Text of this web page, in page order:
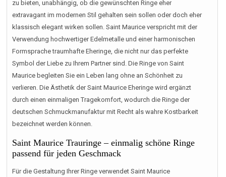
zu bieten, unabhängig, ob die gewünschten Ringe eher
extravagant im modernen Stil gehalten sein sollen oder doch eher
klassisch elegant wirken sollen. Saint Maurice verspricht mit der
Verwendung hochwertiger Edelmetalle und einer harmonischen
Formsprache traumhafte Eheringe, die nicht nur das perfekte
Symbol der Liebe zu Ihrem Partner sind. Die Ringe von Saint
Maurice begleiten Sie ein Leben lang ohne an Schönheit zu
verlieren. Die Ästhetik der Saint Maurice Eheringe wird ergänzt
durch einen einmaligen Tragekomfort, wodurch die Ringe der
deutschen Schmuckmanufaktur mit Recht als wahre Kostbarkeit
bezeichnet werden können.
Saint Maurice Trauringe – einmalig schöne Ringe
passend für jeden Geschmack
Für die Gestaltung Ihrer Ringe verwendet Saint Maurice